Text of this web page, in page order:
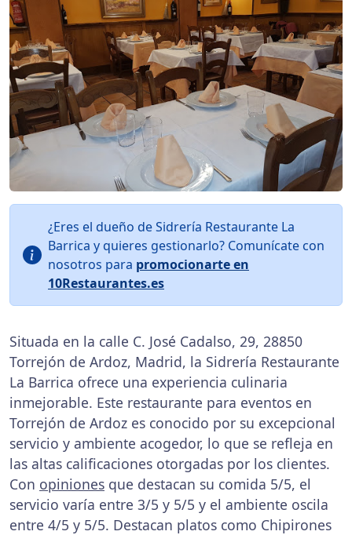
¿Eres el dueño de Sidrería Restaurante La
Barrica y quieres gestionarlo? Comunícate con
nosotros para promocionarte en
10Restaurantes.es
Situada en la calle C. José Cadalso, 29, 28850
Torrejón de Ardoz, Madrid, la Sidrería Restaurante
La Barrica ofrece una experiencia culinaria
inmejorable. Este restaurante para eventos en
Torrejón de Ardoz es conocido por su excepcional
servicio y ambiente acogedor, lo que se refleja en
las altas calificaciones otorgadas por los clientes.
Con opiniones que destacan su comida 5/5, el
servicio varía entre 3/5 y 5/5 y el ambiente oscila
entre 4/5 y 5/5. Destacan platos como Chipirones